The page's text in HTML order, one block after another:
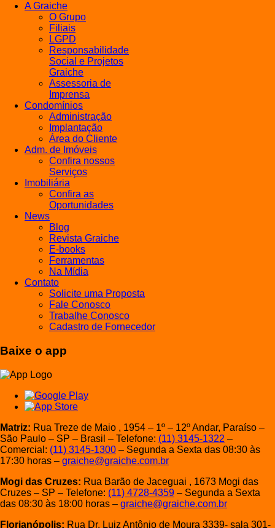
A Graiche
O Grupo
Filiais
LGPD
Responsabilidade
Social e Projetos
Graiche
Assessoria de
Imprensa
Condomínios
Administração
Implantação
Área do Cliente
Adm. de Imóveis
Confira nossos
Serviços
Imobiliária
Confira as
Oportunidades
News
Blog
Revista Graiche
E-books
Ferramentas
Na Mídia
Contato
Solicite uma Proposta
Fale Conosco
Trabalhe Conosco
Cadastro de Fornecedor
Baixe o app
Matriz: Rua Treze de Maio , 1954 – 1º – 12º Andar, Paraíso –
São Paulo – SP – Brasil – Telefone: (11) 3145-1322 –
Comercial: (11) 3145-1300 – Segunda a Sexta das 08:30 às
17:30 horas – graiche@graiche.com.br
Mogi das Cruzes: Rua Barão de Jaceguai , 1673 Mogi das
Cruzes – SP – Telefone: (11) 4728-4359 – Segunda a Sexta
das 08:30 às 18:00 horas – graiche@graiche.com.br
Florianópolis: Rua Dr. Luiz Antônio de Moura 3339- sala 301-